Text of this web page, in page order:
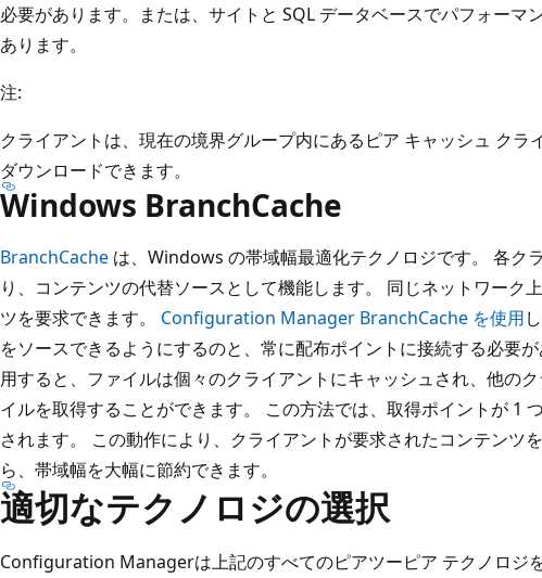
必要があります。または、サイトと SQL データベースでパフォーマ
あります。
注:
クライアントは、現在の境界グループ内にあるピア キャッシュ クラ
ダウンロードできます。
Windows BranchCache
BranchCache は、Windows の帯域幅最適化テクノロジです。 各ク
り、コンテンツの代替ソースとして機能します。 同じネットワーク
ツを要求できます。 Configuration Manager BranchCache を使用
をソースできるようにするのと、常に配布ポイントに接続する必要
用すると、ファイルは個々のクライアントにキャッシュされ、他の
イルを取得することができます。 この方法では、取得ポイントが 1
されます。 この動作により、クライアントが要求されたコンテンツ
ら、帯域幅を大幅に節約できます。
適切なテクノロジの選択
Configuration Managerは上記のすべてのピアツーピア テクノロジ